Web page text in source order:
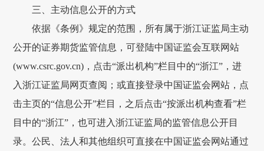
三、主动信息公开的方式
依据《条例》规定的范围，所有属于浙江证监局主动
公开的证券期货监管信息，可登陆中国证监会互联网站
(www.csrc.gov.cn) ，点击“派出机构”栏目中的“浙江”，进
入浙江证监局网页查阅；或直接登录中国证监会网站，点
击主页的“信息公开”栏目，之后点击“按派出机构查看”栏
目中的“浙江”，也可进入浙江证监局的监管信息公开目
录。公民、法人和其他组织可直接在中国证监会网站通过